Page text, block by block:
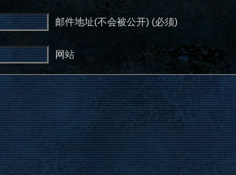
邮件地址(不会被公开) (必须)
网站